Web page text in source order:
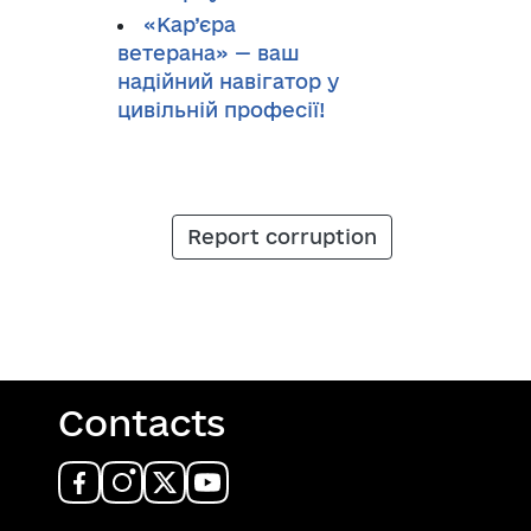
«Кар’єра
ветерана» — ваш
надійний навігатор у
цивільній професії!
Report corruption
Contacts